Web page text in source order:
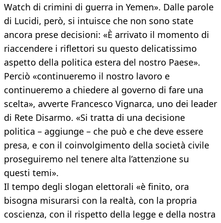
Watch di crimini di guerra in Yemen». Dalle parole
di Lucidi, però, si intuisce che non sono state
ancora prese decisioni: «È arrivato il momento di
riaccendere i riflettori su questo delicatissimo
aspetto della politica estera del nostro Paese».
Perciò «continueremo il nostro lavoro e
continueremo a chiedere al governo di fare una
scelta», avverte Francesco Vignarca, uno dei leader
di Rete Disarmo. «Si tratta di una decisione
politica – aggiunge – che può e che deve essere
presa, e con il coinvolgimento della società civile
proseguiremo nel tenere alta l’attenzione su
questi temi».
Il tempo degli slogan elettorali «è finito, ora
bisogna misurarsi con la realtà, con la propria
coscienza, con il rispetto della legge e della nostra